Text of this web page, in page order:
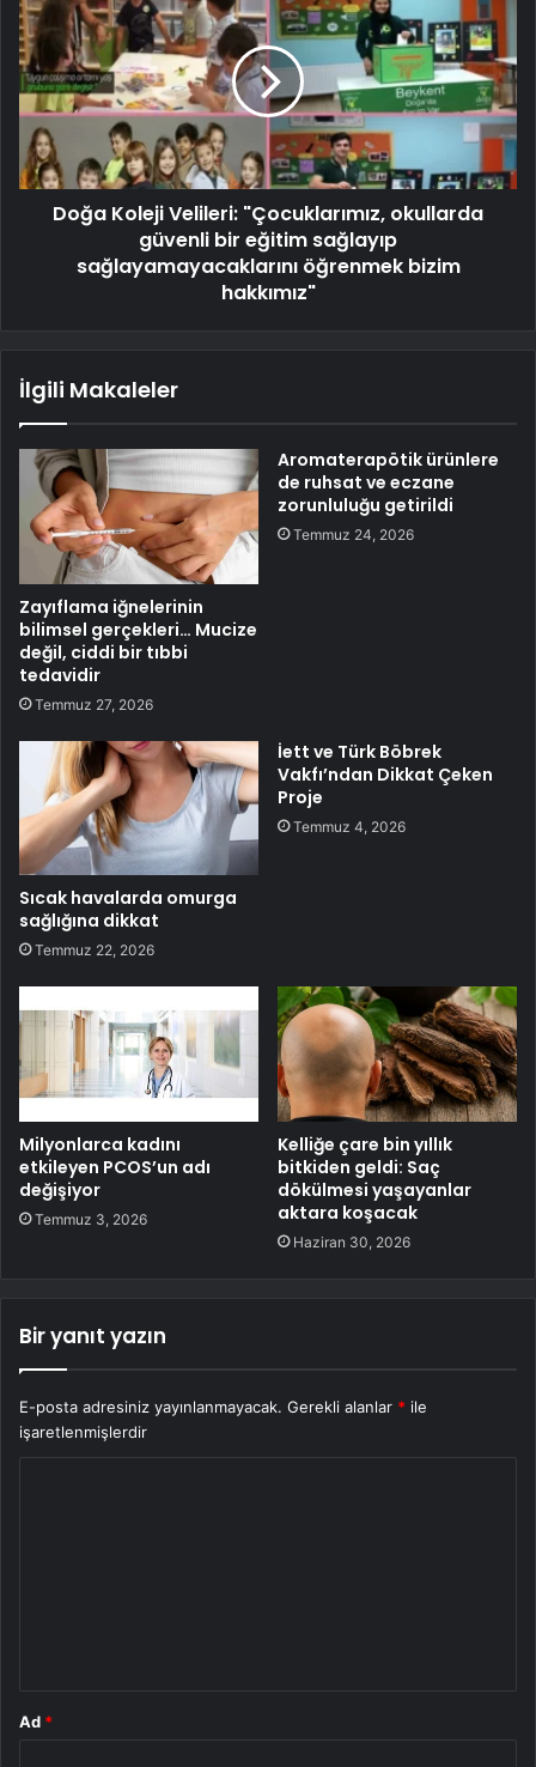
Doğa Koleji Velileri: "Çocuklarımız, okullarda
güvenli bir eğitim sağlayıp
sağlayamayacaklarını öğrenmek bizim
hakkımız"
İlgili Makaleler
Zayıflama iğnelerinin
bilimsel gerçekleri… Mucize
değil, ciddi bir tıbbi
tedavidir
Temmuz 27, 2026
Aromaterapötik ürünlere
de ruhsat ve eczane
zorunluluğu getirildi
Temmuz 24, 2026
Sıcak havalarda omurga
sağlığına dikkat
Temmuz 22, 2026
İett ve Türk Böbrek
Vakfı’ndan Dikkat Çeken
Proje
Temmuz 4, 2026
Milyonlarca kadını
etkileyen PCOS’un adı
değişiyor
Temmuz 3, 2026
Kelliğe çare bin yıllık
bitkiden geldi: Saç
dökülmesi yaşayanlar
aktara koşacak
Haziran 30, 2026
Bir yanıt yazın
E-posta adresiniz yayınlanmayacak. Gerekli alanlar * ile
işaretlenmişlerdir
Ad *